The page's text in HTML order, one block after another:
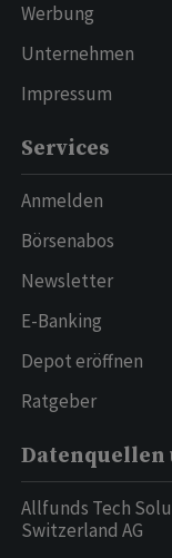
Werbung
Unternehmen
Impressum
Services
Anmelden
Börsenabos
Newsletter
E-Banking
Depot eröffnen
Ratgeber
Allfunds Tech
Switzerland AG